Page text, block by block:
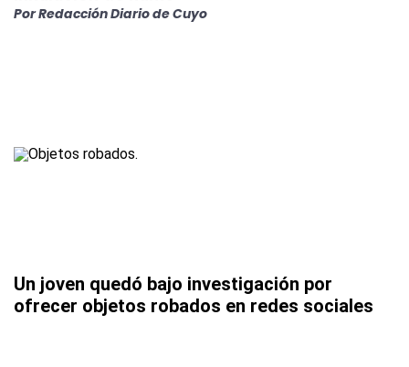
PorRedacción Diario de Cuyo
Un joven quedó bajo investigación por
ofrecer objetos robados en redes sociales